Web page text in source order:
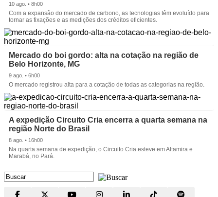
10 ago. • 8h00
Com a expansão do mercado de carbono, as tecnologias têm evoluído para
tornar as fixações e as medições dos créditos eficientes.
Mercado do boi gordo: alta na cotação na região de
Belo Horizonte, MG
9 ago. • 6h00
O mercado registrou alta para a cotação de todas as categorias na região.
A expedição Circuito Cria encerra a quarta semana na
região Norte do Brasil
8 ago. • 16h00
Na quarta semana de expedição, o Circuito Cria esteve em Altamira e
Marabá, no Pará.